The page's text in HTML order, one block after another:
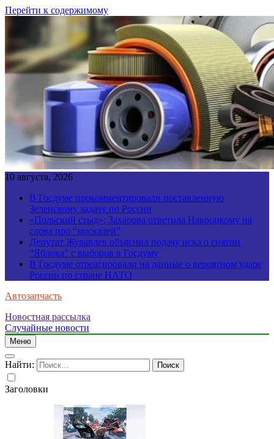
Перейти к содержимому
10 августа, 2026
В Госдуме прокомментировали поставленную
Зеленскому задачу по России
«Польский стыд»: Захарова ответила Навроцкому на
слова про “москалей”
Депутат Журавлев объяснил подачу иска о снятии
“Яблока” с выборов в Госдуму
В Госдуме отреагировали на данные о вероятном ударе
России по стране НАТО
Автозапчасть
Новостная рассылка
Случайные новости
Меню
Найти:
Заголовки